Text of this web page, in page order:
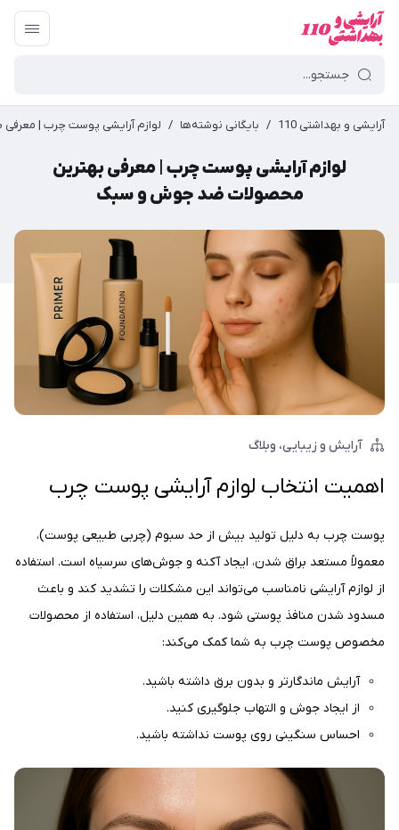
آرایشی و بهداشتی 110 / بایگانی نوشته‌ها / لوازم آرایشی پوست چرب |
لوازم آرایشی پوست چرب | معرفی بهترین
محصولات ضد جوش و سبک
آرایش و زیبایی وبلاگ
اهمیت انتخاب لوازم آرایشی پوست چرب
پوست چرب به دلیل تولید بیش‌ از حد سبوم (چربی طبیعی پوست)،
معمولاً مستعد براق شدن، ایجاد آکنه و جوش‌های سرسیاه است. استفاده
از لوازم آرایشی نامناسب می‌تواند این مشکلات را تشدید کند و باعث
مسدود شدن منافذ پوستی شود. به همین دلیل، استفاده از محصولات
مخصوص پوست چرب به شما کمک می‌کند:
آرایش ماندگارتر و بدون برق داشته باشید.
از ایجاد جوش و التهاب جلوگیری کنید.
احساس سنگینی روی پوست نداشته باشید.